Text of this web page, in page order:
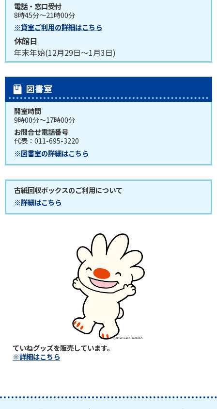
電話・窓口受付
8時45分～21時00分
※貸室ご利用の詳細はこちら
休館日
年末年始(12月29日～1月3日)
図書室
開室時間
9時00分～17時00分
お問合せ電話番号
代表：011-695-3220
※図書室の詳細はこちら
古紙回収ボックスのご利用について
※詳細はこちら
ていねグッズを販売しています。
※詳細はこちら